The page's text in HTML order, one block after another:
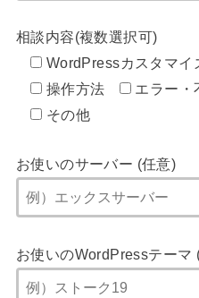
相談内容(複数選択可)
WordPressカスタマイ
操作方法
エラー・
その他
お使いのサーバー (任意)
お使いのWordPressテーマ